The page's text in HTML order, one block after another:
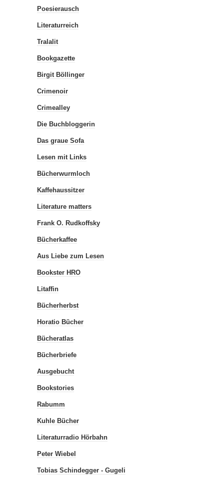
Poesierausch
Literaturreich
Tralalit
Bookgazette
Birgit Böllinger
Crimenoir
Crimealley
Die Buchbloggerin
Das graue Sofa
Lesen mit Links
Bücherwurmloch
Kaffehaussitzer
Literature matters
Frank O. Rudkoffsky
Bücherkaffee
Aus Liebe zum Lesen
Bookster HRO
Litaffin
Bücherherbst
Horatio Bücher
Bücheratlas
Bücherbriefe
Ausgebucht
Bookstories
Rabumm
Kuhle Bücher
Literaturradio Hörbahn
Peter Wiebel
Tobias Schindegger - Gugeli